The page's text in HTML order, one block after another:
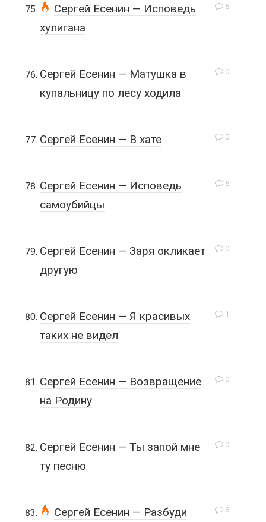
5
Сергей Есенин — Исповедь
хулигана
0
Сергей Есенин — Матушка в
купальницу по лесу ходила
0
Сергей Есенин — В хате
6
Сергей Есенин — Исповедь
самоубийцы
0
Сергей Есенин — Заря окликает
другую
1
Сергей Есенин — Я красивых
таких не видел
0
Сергей Есенин — Возвращение
на Родину
0
Сергей Есенин — Ты запой мне
ту песню
6
Сергей Есенин — Разбуди